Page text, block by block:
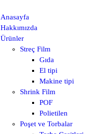
Anasayfa
Hakkımızda
Ürünler
Streç Film
Gıda
El tipi
Makine tipi
Shrink Film
POF
Polietilen
Poşet ve Torbalar